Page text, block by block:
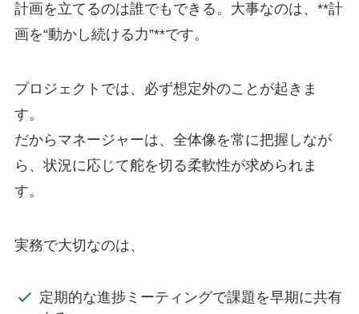
計画を立てるのは誰でもできる。大事なのは、**計
画を“動かし続ける力”**です。
プロジェクトでは、必ず想定外のことが起きま
す。
だからマネージャーは、全体像を常に把握しなが
ら、状況に応じて舵を切る柔軟性が求められま
す。
実務で大切なのは、
定期的な進捗ミーティングで課題を早期に共有